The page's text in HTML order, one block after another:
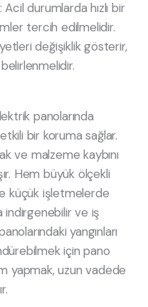
: Acil durumlarda hızlı bir
tercih edilmelidir.
değişiklik gösterir,
panolarında
bir koruma sağlar.
ve malzeme kaybını
Hem büyük ölçekli
küçük işletmelerde
indirgenebilir ve iş
yangınları
için pano
yapmak, uzun vadede